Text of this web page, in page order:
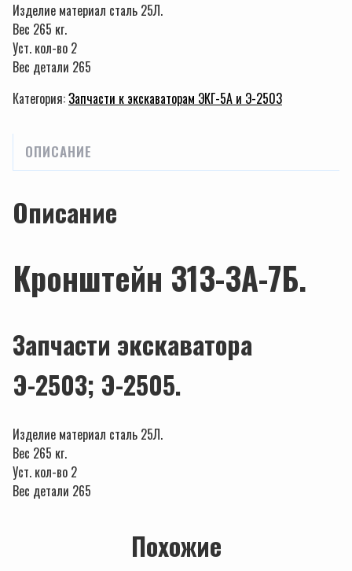
Изделие материал сталь 25Л.
Вес 265 кг.
Уст. кол-во 2
Вес детали 265
Категория:Запчасти к экскаваторам ЭКГ-5А и Э-2503
ОПИСАНИЕ
Описание
Кронштейн 313-3А-7Б.
Запчасти экскаватора
Э-2503; Э-2505.
Изделие материал сталь 25Л.
Вес 265 кг.
Уст. кол-во 2
Вес детали 265
Похожие